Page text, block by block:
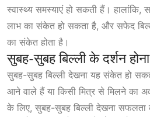
स्वास्थ्य समस्याएं हो सकती हैं। हालांकि,
लाभ का संकेत हो सकता है, और सफेद
का संकेत होता है।
सुबह-सुबह बिल्ली के दर्शन
सुबह-सुबह बिल्ली देखना यह संकेत हो
आने वाले हैं या किसी मित्र से मिलने का
के लिए, सुबह-सुबह बिल्ली देखना